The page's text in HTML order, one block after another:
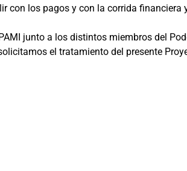
con los pagos y con la corrida financiera
junto a los distintos miembros del
el tratamiento del presente